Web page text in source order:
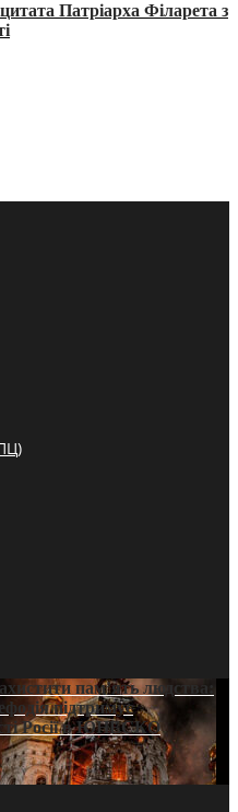
Патріарха Філарета з
пам’ять людства:
підтримує
Росії в ЮНЕСКО